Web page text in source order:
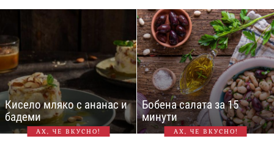
Кисело мляко с ананас и
бадеми
АХ, ЧЕ ВКУСНО!
Бобена салата за 15
минути
АХ, ЧЕ ВКУСНО!